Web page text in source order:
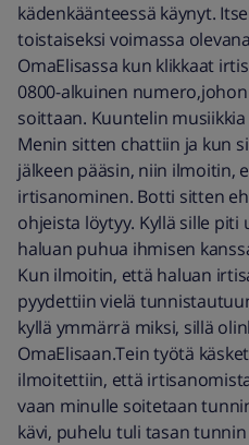
kädenkäänteessä käynyt.
toistaiseksi voimassa
OmaElisassa kun klikkaat
0800-alkuinen
soittaan. Kuuntelin
Menin sitten chattiin ja kun
jälkeen pääsin, niin ilmoitin,
irtisanominen. Botti sitten
ohjeista löytyy. Kyllä sille
haluan puhua ihmisen
Kun ilmoitin, että haluan
pyydettiin vielä
kyllä ymmärrä miksi, sillä
OmaElisaan.Tein työtä
ilmoitettiin, että
vaan minulle soitetaan
kävi, puhelu tuli tasan